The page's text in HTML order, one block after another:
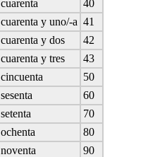
cuarenta
40
cuarenta y uno/-a 41
cuarenta y dos
42
cuarenta y tres
43
cincuenta
50
sesenta
60
setenta
70
ochenta
80
noventa
90